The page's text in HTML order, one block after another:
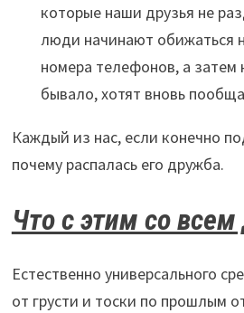
которые наши друзья не
люди начинают обижаться
номера телефонов, а затем
бывало, хотят вновь
Каждый из нас, если конечно
почему распалась его дружба.
Что с этим со всем
Естественно универсального
от грусти и тоски по прошлым